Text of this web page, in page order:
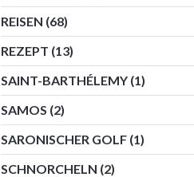
REISEN (68)
REZEPT (13)
SAINT-BARTHÉLEMY (1)
SAMOS (2)
SARONISCHER GOLF (1)
SCHNORCHELN (2)